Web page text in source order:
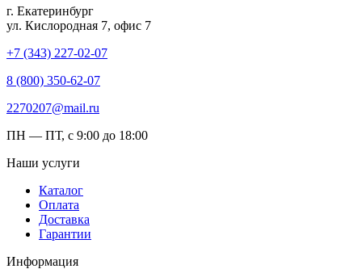
г. Екатеринбург
ул. Кислородная 7, офис 7
+7 (343) 227-02-07
8 (800) 350-62-07
2270207@mail.ru
ПН — ПТ, с 9:00 до 18:00
Наши услуги
Каталог
Оплата
Доставка
Гарантии
Информация